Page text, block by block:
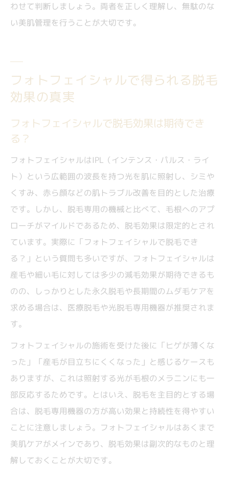
わせて判断しましょう。両者を正しく理解し、無駄のな
い美肌管理を行うことが大切です。
フォトフェイシャルで得られる脱毛
効果の真実
フォトフェイシャルで脱毛効果は期待でき
る？
フォトフェイシャルはIPL（インテンス・パルス・ライ
ト）という広範囲の波長を持つ光を肌に照射し、シミや
くすみ、赤ら顔などの肌トラブル改善を目的とした治療
です。しかし、脱毛専用の機械と比べて、毛根へのアプ
ローチがマイルドであるため、脱毛効果は限定的とされ
ています。実際に「フォトフェイシャルで脱毛でき
る？」という質問も多いですが、フォトフェイシャルは
産毛や細い毛に対しては多少の減毛効果が期待できるも
のの、しっかりとした永久脱毛や長期間のムダ毛ケアを
求める場合は、医療脱毛や光脱毛専用機器が推奨されま
す。
フォトフェイシャルの施術を受けた後に「ヒゲが薄くな
った」「産毛が目立ちにくくなった」と感じるケースも
ありますが、これは照射する光が毛根のメラニンにも一
部反応するためです。とはいえ、脱毛を主目的とする場
合は、脱毛専用機器の方が高い効果と持続性を得やすい
ことに注意しましょう。フォトフェイシャルはあくまで
美肌ケアがメインであり、脱毛効果は副次的なものと理
解しておくことが大切です。